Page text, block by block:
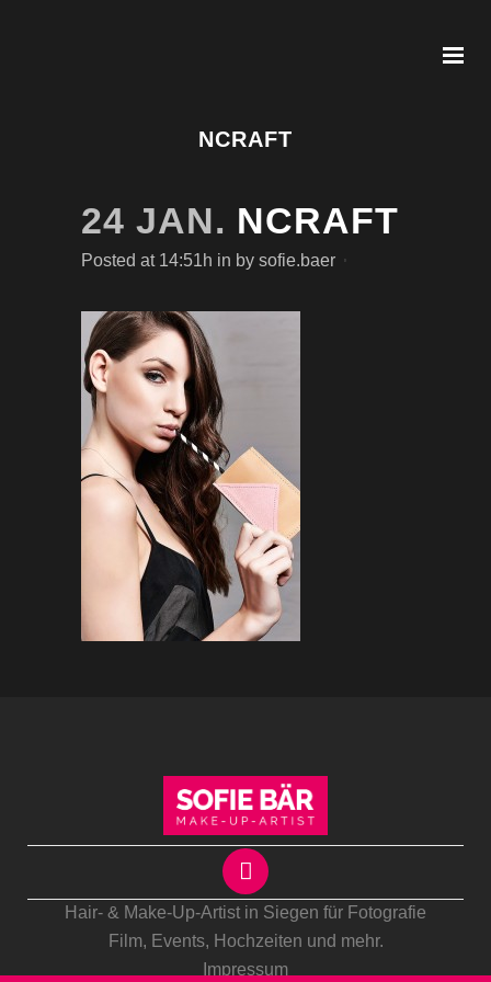
NCRAFT
24 JAN. NCRAFT
Posted at 14:51h in by sofie.baer
Hair- & Make-Up-Artist in Siegen für Fotografie
Film, Events, Hochzeiten und mehr.
Impressum